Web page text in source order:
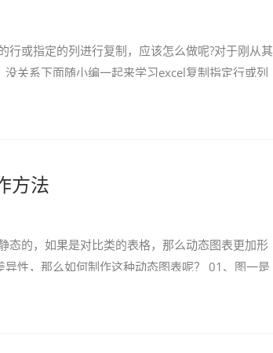
或指定的列进行复制，应该怎么做呢?对于刚从其
关系下面随小编一起来学习excel复制指定行或列
方法
态的，如果是对比类的表格，那么动态图表更加形
性，那么如何制作这种动态图表呢？ 01、图一是